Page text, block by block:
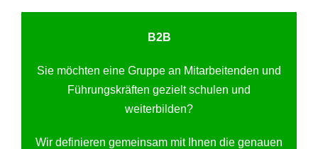
B2B
Sie möchten eine Gruppe an Mitarbeitenden und
Führungskräften gezielt schulen und
weiterbilden?
Wir definieren gemeinsam mit Ihnen die genauen